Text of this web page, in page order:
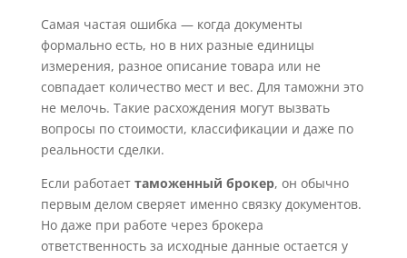
Самая частая ошибка — когда документы
формально есть, но в них разные единицы
измерения, разное описание товара или не
совпадает количество мест и вес. Для таможни это
не мелочь. Такие расхождения могут вызвать
вопросы по стоимости, классификации и даже по
реальности сделки.
Если работает таможенный брокер, он обычно
первым делом сверяет именно связку документов.
Но даже при работе через брокера
ответственность за исходные данные остается у